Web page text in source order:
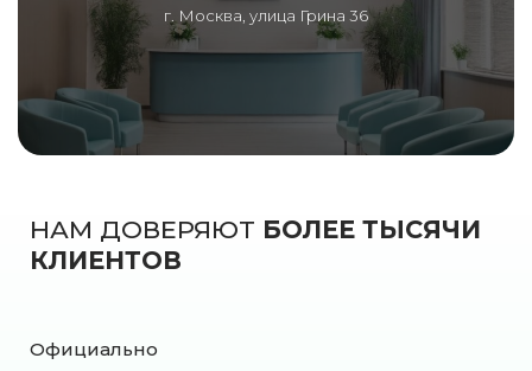
г. Москва, улица Грина 36
НАМ ДОВЕРЯЮТ БОЛЕЕ ТЫСЯЧИ
КЛИЕНТОВ
Официально